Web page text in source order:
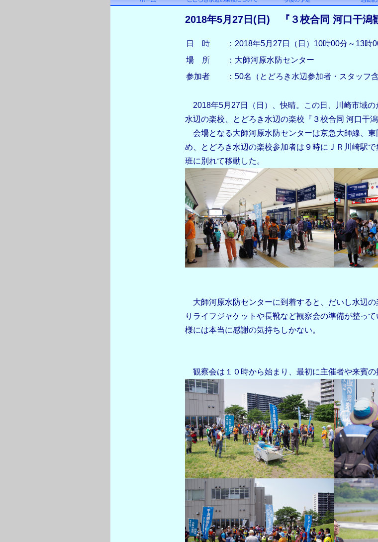
2018年5月27日(日) 『３校合同 河口干潟
日 時
：2018年5月27日（日）10時00分～13時
場 所
：大師河原水防センター
参加者
：50名（とどろき水辺参加者・スタッフ含
2018年5月27日（日）、快晴。この日、川崎市域の
水辺の楽校、とどろき水辺の楽校『３校合同 河口干
会場となる大師河原水防センターは京急大師線、東
め、とどろき水辺の楽校参加者は９時にＪＲ川崎駅
班に別れて移動した。
大師河原水防センターに到着すると、だいし水辺の
りライフジャケットや長靴など観察会の準備が整っ
様には本当に感謝の気持ちしかない。
観察会は１０時から始まり、最初に主催者や来賓の